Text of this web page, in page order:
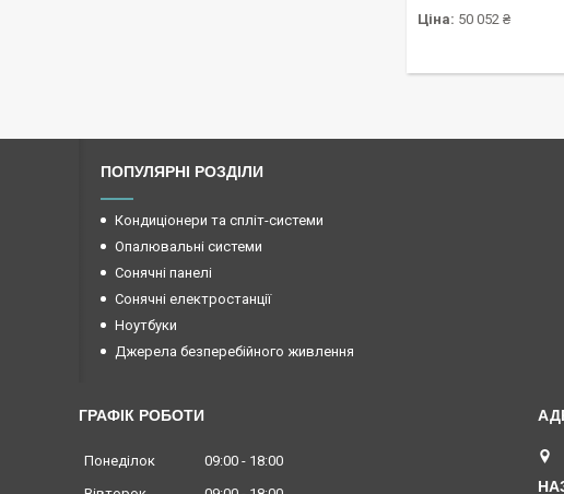
Ціна: 50 052 ₴
ПОПУЛЯРНІ РОЗДІЛИ
Кондиціонери та спліт-системи
Опалювальні системи
Сонячні панелі
Сонячні електростанції
Ноутбуки
Джерела безперебійного живлення
ГРАФІК РОБОТИ
Понеділок 09:00
18:00